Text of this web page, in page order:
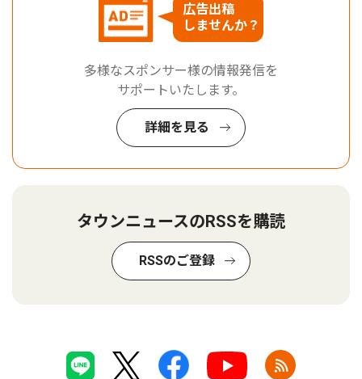
広告出稿
しませんか？
多様なスポンサー様の情報発信を
サポートいたします。
詳細を見る
タウンニュースのRSSを購読
RSSのご登録